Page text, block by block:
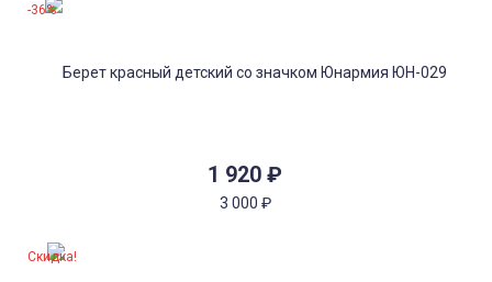
1 920 ₽
3 000 ₽
-36%
Скидка!